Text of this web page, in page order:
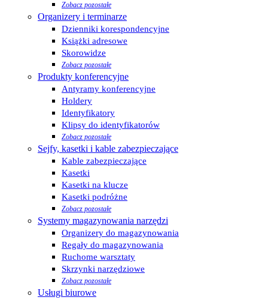
Zobacz pozostałe
Organizery i terminarze
Dzienniki korespondencyjne
Książki adresowe
Skorowidze
Zobacz pozostałe
Produkty konferencyjne
Antyramy konferencyjne
Holdery
Identyfikatory
Klipsy do identyfikatorów
Zobacz pozostałe
Sejfy, kasetki i kable zabezpieczające
Kable zabezpieczające
Kasetki
Kasetki na klucze
Kasetki podróżne
Zobacz pozostałe
Systemy magazynowania narzędzi
Organizery do magazynowania
Regały do magazynowania
Ruchome warsztaty
Skrzynki narzędziowe
Zobacz pozostałe
Usługi biurowe